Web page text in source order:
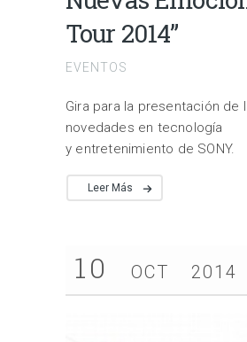
Tour 2014”
EVENTOS
Gira para la presentación de
novedades en tecnología
y entretenimiento de SONY.
Leer Más
10 OCT 2014